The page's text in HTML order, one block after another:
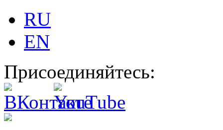
RU
EN
Присоединяйтесь: